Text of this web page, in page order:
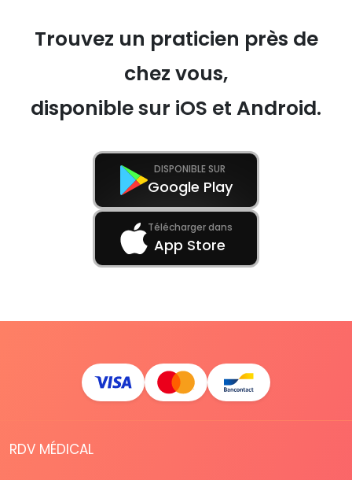
Trouvez un praticien près de
chez vous,
disponible sur iOS et Android.
DISPONIBLE SUR
Google Play
Télécharger dans
App Store
RDV MÉDICAL